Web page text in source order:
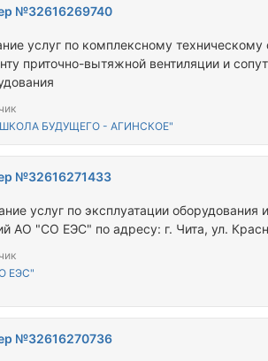
№32616269740
услуг по комплексному
приточно-вытяжной вентиляции и
БУДУЩЕГО - АГИНСКОЕ"
№32616271433
услуг по эксплуатации
АО "СО ЕЭС" по адресу: г. Чита, ул.
ЕЭС"
№32616270736